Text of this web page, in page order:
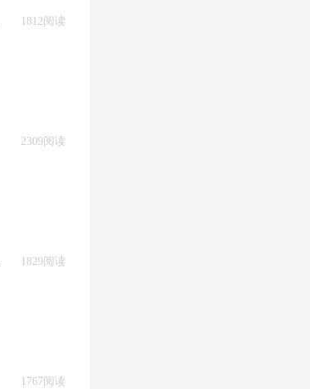
1812阅读
2309阅读
1829阅读
1767阅读